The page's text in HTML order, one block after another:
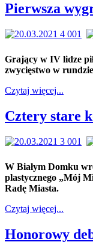
Pierwsza
Grający w IV lidze
zwycięstwo w
Czytaj więcej...
Cztery stare
W Białym Domku
plastycznego „Mój
Radę Miasta.
Czytaj więcej...
Honorowy